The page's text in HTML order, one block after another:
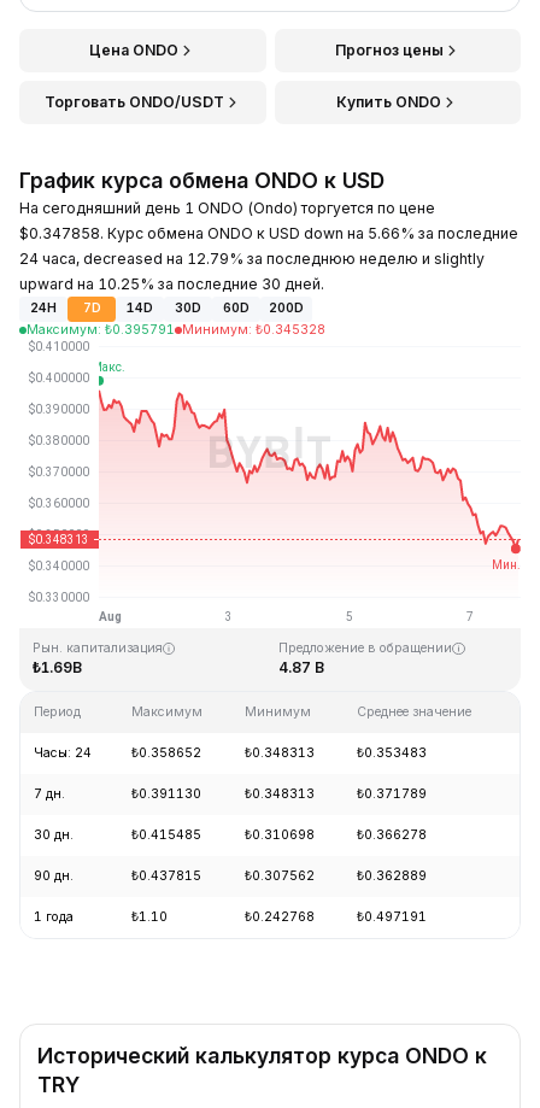
Цена ONDO Прогноз цены
Торговать ONDO/USDT Купить ONDO
График курса обмена ONDO к USD
На сегодняшний день 1 ONDO (Ondo) торгуется по цене
$0.347858. Курс обмена ONDO к USD down на 5.66% за последние
24 часа, decreased на 12.79% за последнюю неделю и slightly
upward на 10.25% за последние 30 дней.
24H 7D 14D 30D 60D
200D
Максимум: ₺0.395791 Минимум: ₺0.345328
Последнее обновление: 19:21 GMT+0 2026-08-07
Исторический максимум
₺0.082171
Рын. капитализация
₺1.69B
Предложение в обращении
4.87 B
Период Максимум Минимум Среднее значение
Часы: 24 ₺0.358652 ₺0.348313 ₺0.353483
7 дн. ₺0.391130 ₺0.348313 ₺0.371789
30 дн. ₺0.415485 ₺0.310698 ₺0.366278
90 дн. ₺0.437815 ₺0.307562 ₺0.362889
1 года ₺1.10 ₺0.242768 ₺0.497191
Исторический калькулятор курса ONDO к
TRY